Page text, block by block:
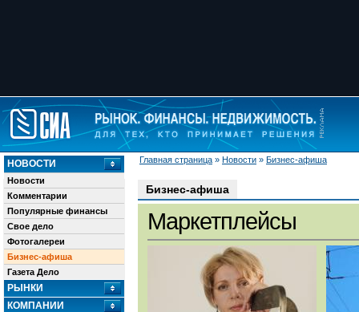
Главная страница » Новости » Бизнес-афиша
НОВОСТИ
Новости
Комментарии
Популярные финансы
Свое дело
Фотогалереи
Бизнес-афиша
Газета Дело
РЫНКИ
КОМПАНИИ
Бизнес-афиша
Маркетплейсы